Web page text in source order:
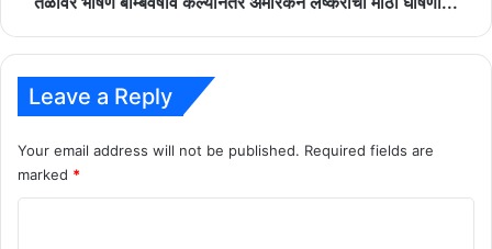
अमेरिकन
लष्कराची
घोषणा...
Leave a Reply
Your email address will not be published. Required fields are
marked *